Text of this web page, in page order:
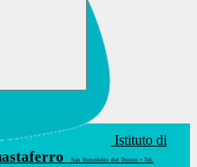
Istituto di
San Benedetto del Tronto • Tel.